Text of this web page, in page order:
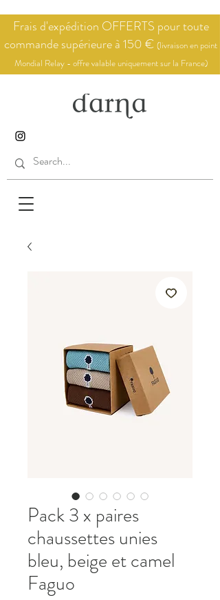
Frais d'expédition OFFERTS pour toute
commande supérieure à 150 € (livraison en point
Mondial Relay - offre valable uniquement sur la France)
Pack 3 x paires
chaussettes unies
bleu, beige et camel
Faguo